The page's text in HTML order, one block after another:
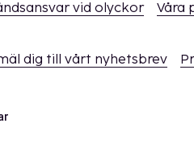
vid olyckor Våra
dig till vårt nyhetsbrev